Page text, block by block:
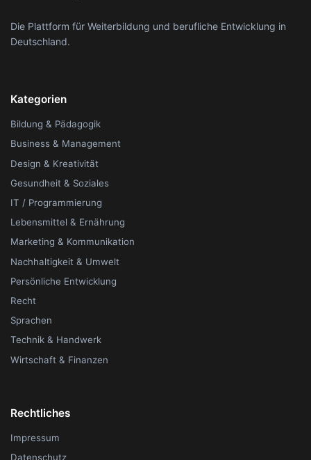
Die Plattform für Weiterbildung und berufliche Entwicklung in
Deutschland.
Kategorien
Bildung & Pädagogik
Business & Management
Design & Kreativität
Gesundheit & Soziales
IT / Programmierung
Lebensmittel & Ernährung
Marketing & Kommunikation
Nachhaltigkeit & Umwelt
Persönliche Entwicklung
Recht
Sprachen
Technik & Handwerk
Wirtschaft & Finanzen
Rechtliches
Impressum
Datenschutz